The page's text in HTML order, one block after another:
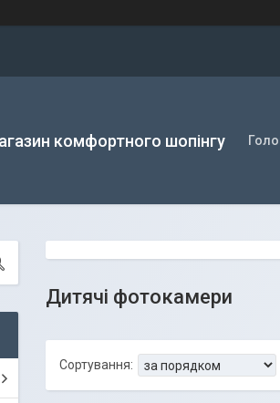
комфортного шопінгу
Дитячі фотокамери